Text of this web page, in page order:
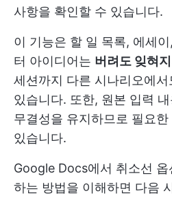
사항을 확인할 수 있습니다.
이 기능은 할 일 목록, 에세
터 아이디어는 버려도 잊혀
세션까지 다른 시나리오에
있습니다. 또한, 원본 입력
무결성을 유지하므로 필요
있습니다.
Google Docs에서 취소선
하는 방법을 이해하면 다음